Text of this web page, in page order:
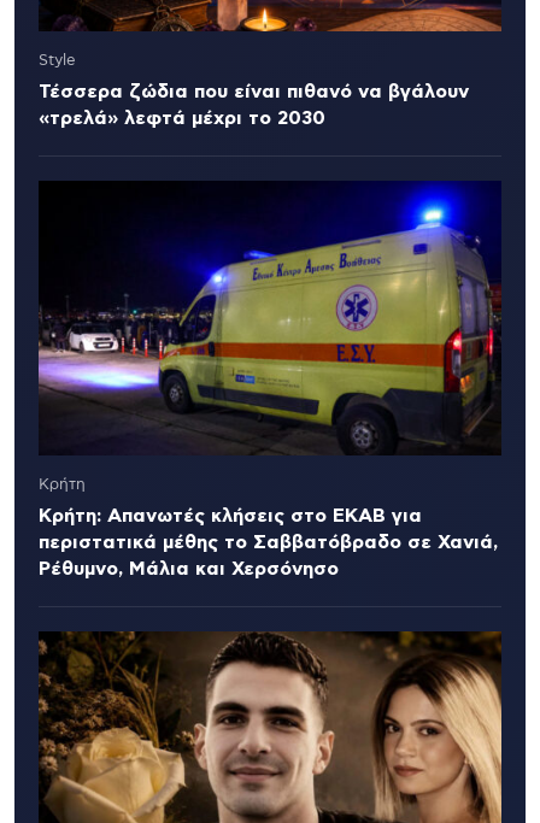
Style
Τέσσερα ζώδια που είναι πιθανό να βγάλουν
«τρελά» λεφτά μέχρι το 2030
Κρήτη
Κρήτη: Απανωτές κλήσεις στο ΕΚΑΒ για
περιστατικά μέθης το Σαββατόβραδο σε Χανιά,
Ρέθυμνο, Μάλια και Χερσόνησο